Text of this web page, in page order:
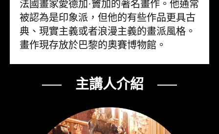
法國畫家愛德加·竇加的著名畫作。他通常
被認為是印象派，但他的有些作品更具古
典、現實主義或者浪漫主義的畫派風格。
畫作現存放於巴黎的奧賽博物館。
── 主講人介紹 ──